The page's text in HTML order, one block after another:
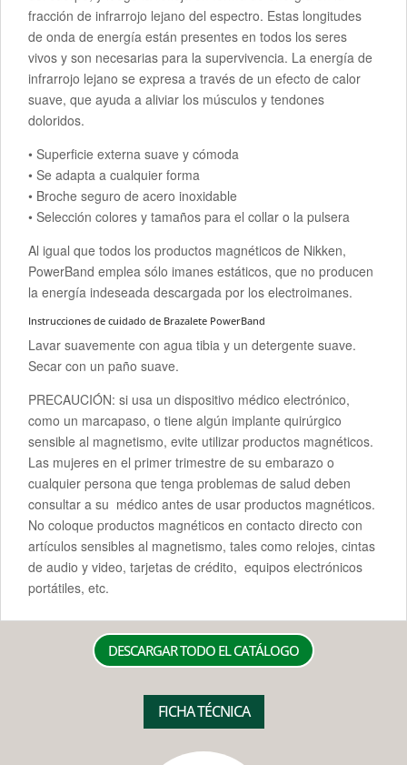
fracción de infrarrojo lejano del espectro. Estas longitudes
de onda de energía están presentes en todos los seres
vivos y son necesarias para la supervivencia. La energía de
infrarrojo lejano se expresa a través de un efecto de calor
suave, que ayuda a aliviar los músculos y tendones
doloridos.
• Superficie externa suave y cómoda
• Se adapta a cualquier forma
• Broche seguro de acero inoxidable
• Selección colores y tamaños para el collar o la pulsera
Al igual que todos los productos magnéticos de Nikken,
PowerBand emplea sólo imanes estáticos, que no producen
la energía indeseada descargada por los electroimanes.
Instrucciones de cuidado de Brazalete PowerBand
Lavar suavemente con agua tibia y un detergente suave.
Secar con un paño suave.
PRECAUCIÓN: si usa un dispositivo médico electrónico,
como un marcapaso, o tiene algún implante quirúrgico
sensible al magnetismo, evite utilizar productos magnéticos.
Las mujeres en el primer trimestre de su embarazo o
cualquier persona que tenga problemas de salud deben
consultar a su médico antes de usar productos magnéticos.
No coloque productos magnéticos en contacto directo con
artículos sensibles al magnetismo, tales como relojes, cintas
de audio y video, tarjetas de crédito, equipos electrónicos
portátiles, etc.
DESCARGAR TODO EL CATÁLOGO
FICHA TÉCNICA